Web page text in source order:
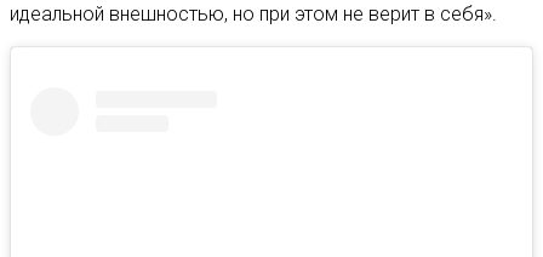
идеальной внешностью, но при этом не верит в себя».